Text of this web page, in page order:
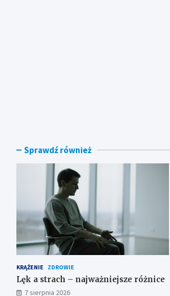
Sprawdź również
KRĄŻENIE ZDROWIE
Lęk a strach – najważniejsze różnice
7 sierpnia 2026